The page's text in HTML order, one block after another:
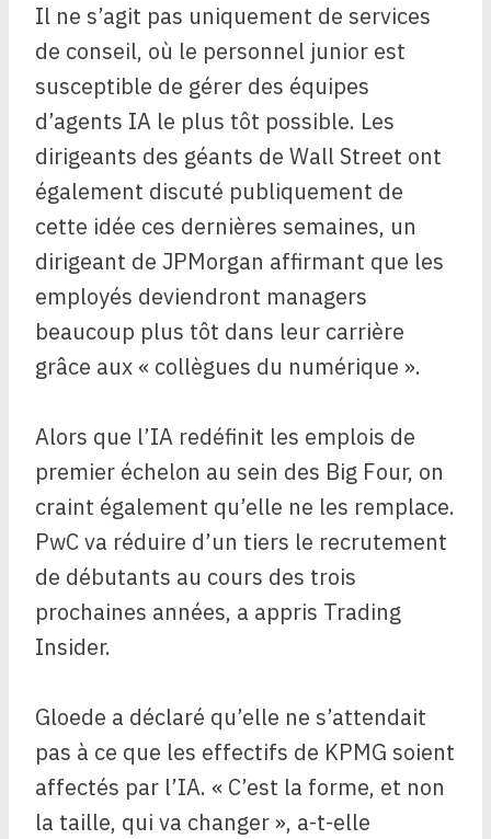
Il ne s’agit pas uniquement de services
de conseil, où le personnel junior est
susceptible de gérer des équipes
d’agents IA le plus tôt possible. Les
dirigeants des géants de Wall Street ont
également discuté publiquement de
cette idée ces dernières semaines, un
dirigeant de JPMorgan affirmant que les
employés deviendront managers
beaucoup plus tôt dans leur carrière
grâce aux « collègues du numérique ».
Alors que l’IA redéfinit les emplois de
premier échelon au sein des Big Four, on
craint également qu’elle ne les remplace.
PwC va réduire d’un tiers le recrutement
de débutants au cours des trois
prochaines années, a appris Trading
Insider.
Gloede a déclaré qu’elle ne s’attendait
pas à ce que les effectifs de KPMG soient
affectés par l’IA. « C’est la forme, et non
la taille, qui va changer », a-t-elle